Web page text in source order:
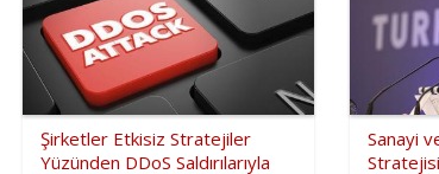
Şirketler Etkisiz Stratejiler
Yüzünden DDoS Saldırılarıyla
Sanayi
Stratejisi